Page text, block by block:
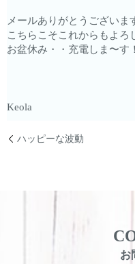
メールありがとうございま
こちらこそこれからもよろ
お盆休み・・充電しま〜す！
Keola
ハッピーな波動
お